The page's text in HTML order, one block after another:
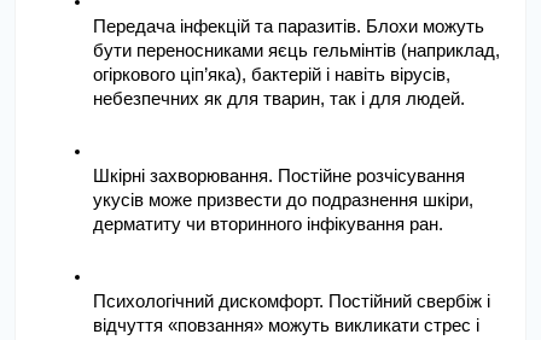
Передача інфекцій та паразитів. Блохи можуть
бути переносниками яєць гельмінтів (наприклад,
огіркового ціп’яка), бактерій і навіть вірусів,
небезпечних як для тварин, так і для людей.
Шкірні захворювання. Постійне розчісування
укусів може призвести до подразнення шкіри,
дерматиту чи вторинного інфікування ран.
Психологічний дискомфорт. Постійний свербіж і
відчуття «повзання» можуть викликати стрес і